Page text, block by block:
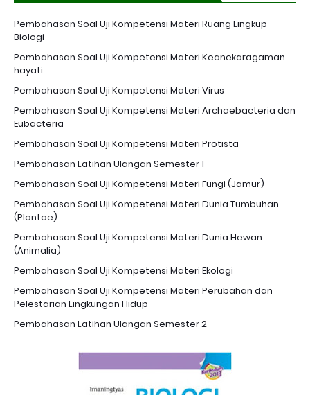
Pembahasan Soal Uji Kompetensi Materi Ruang Lingkup
Biologi
Pembahasan Soal Uji Kompetensi Materi Keanekaragaman
hayati
Pembahasan Soal Uji Kompetensi Materi Virus
Pembahasan Soal Uji Kompetensi Materi Archaebacteria dan
Eubacteria
Pembahasan Soal Uji Kompetensi Materi Protista
Pembahasan Latihan Ulangan Semester 1
Pembahasan Soal Uji Kompetensi Materi Fungi (Jamur)
Pembahasan Soal Uji Kompetensi Materi Dunia Tumbuhan
(Plantae)
Pembahasan Soal Uji Kompetensi Materi Dunia Hewan
(Animalia)
Pembahasan Soal Uji Kompetensi Materi Ekologi
Pembahasan Soal Uji Kompetensi Materi Perubahan dan
Pelestarian Lingkungan Hidup
Pembahasan Latihan Ulangan Semester 2